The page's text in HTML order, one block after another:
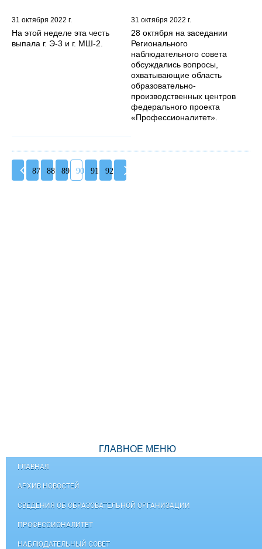
31 октября 2022 г.
На этой неделе эта честь
выпала г. Э-3 и г. МШ-2.
31 октября 2022 г.
28 октября на заседании
Регионального
наблюдательного совета
обсуждались вопросы,
охватывающие область
образовательно-
производственных центров
федерального проекта
«Профессионалитет».
87 88 89 90 91 92
ГЛАВНОЕ МЕНЮ
ГЛАВНАЯ
АРХИВ НОВОСТЕЙ
СВЕДЕНИЯ ОБ ОБРАЗОВАТЕЛЬНОЙ ОРГАНИЗАЦИИ
ПРОФЕССИОНАЛИТЕТ
НАБЛЮДАТЕЛЬНЫЙ СОВЕТ